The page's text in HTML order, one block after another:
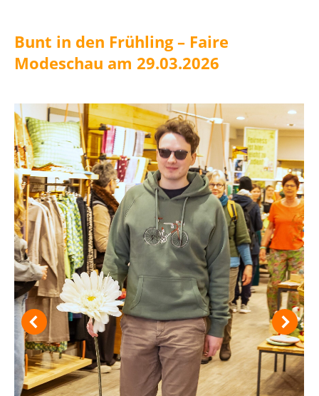
Bunt in den Frühling – Faire
Modeschau am 29.03.2026